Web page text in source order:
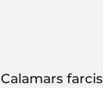
Calamars farcis